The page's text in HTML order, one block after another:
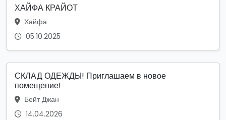
ХАЙФА КРАЙОТ
Хайфа
05.10.2025
СКЛАД ОДЕЖДЫ! Приглашаем в новое
помещение!
Бейт Джан
14.04.2026